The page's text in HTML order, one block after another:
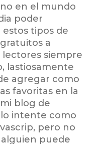
en el mundo
poder
tipos de
a
lectores siempre
lastiosamente
agregar como
favoritas en la
blog de
intente como
pero no
alguien puede